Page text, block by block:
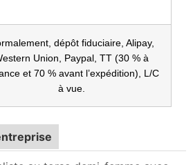
dépôt fiduciaire, Alipay,
Union, Paypal, TT (30 % à
et 70 % avant l’expédition), L/C
à vue.